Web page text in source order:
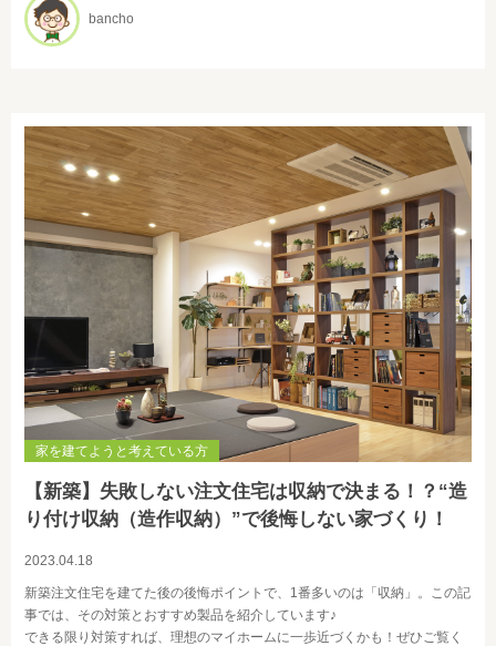
bancho
家を建てようと考えている方
【新築】失敗しない注文住宅は収納で決まる！？“造
り付け収納（造作収納）”で後悔しない家づくり！
2023.04.18
新築注文住宅を建てた後の後悔ポイントで、1番多いのは「収納」。この記
事では、その対策とおすすめ製品を紹介しています♪
できる限り対策すれば、理想のマイホームに一歩近づくかも！ぜひご覧く